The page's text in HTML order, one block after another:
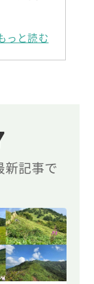
っと読む
新記事で